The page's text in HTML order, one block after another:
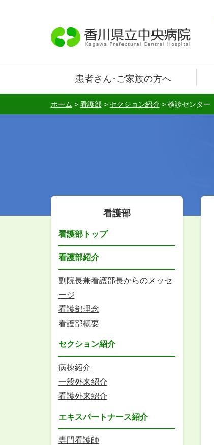
患者さん･ご家族の方へ
ホーム > 看護部> セクション紹介> 検診センター
看護部
看護部トップ
看護部紹介
副院長兼看護部長からのメッセ
ージ
看護部理念
看護部概要
セクション紹介
病棟紹介
一般外来紹介
看護外来紹介
エキスパートナース紹介
専門看護師